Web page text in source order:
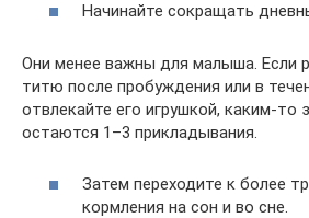
Начинайте сокращать
Они менее важны для малыша. Если
титю после пробуждения или в
отвлекайте его игрушкой, каким-то
остаются 1–3 прикладывания.
Затем переходите к более
кормления на сон и во сне.